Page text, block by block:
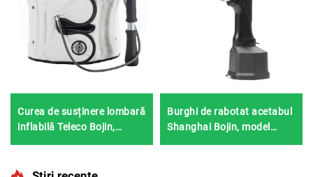
Curea de susținere lombară
inflabilă Teleco Bojin,
bestseller
Burghi de rabotat acetabul
Shanghai Bojin, model
5507B, pentru chirurgie